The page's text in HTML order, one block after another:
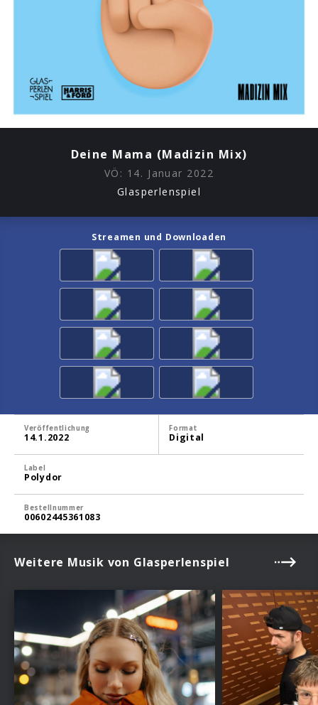
Deine Mama (Madizin Mix)
VÖ: 14. Januar 2022
Glasperlenspiel
Streamen und Downloaden
Veröffentlichung
14.1.2022
Format
Digital
Label
Polydor
Bestellnummer
00602445361083
Weitere Musik von Glasperlenspiel